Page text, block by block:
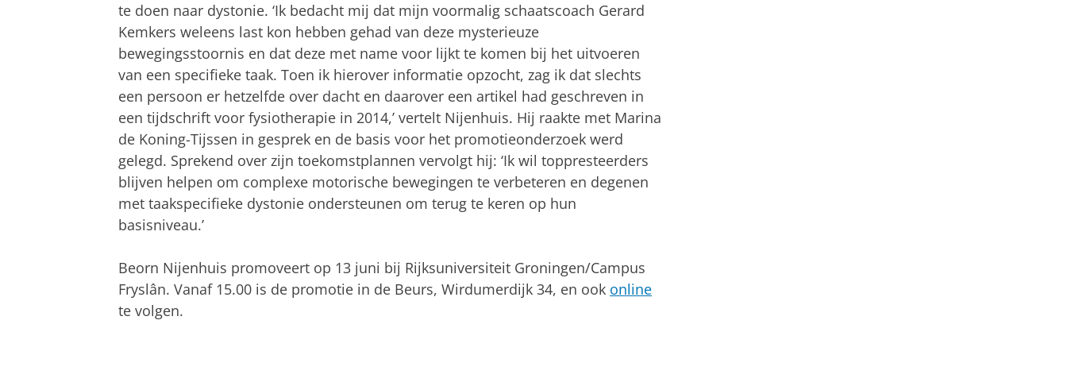
te doen naar dystonie. ‘Ik bedacht mij dat mijn voormalig schaatscoach Gerard
Kemkers weleens last kon hebben gehad van deze mysterieuze
bewegingsstoornis en dat deze met name voor lijkt te komen bij het uitvoeren
van een specifieke taak. Toen ik hierover informatie opzocht, zag ik dat slechts
een persoon er hetzelfde over dacht en daarover een artikel had geschreven in
een tijdschrift voor fysiotherapie in 2014,’ vertelt Nijenhuis. Hij raakte met Marina
de Koning-Tijssen in gesprek en de basis voor het promotieonderzoek werd
gelegd. Sprekend over zijn toekomstplannen vervolgt hij: ‘Ik wil toppresteerders
blijven helpen om complexe motorische bewegingen te verbeteren en degenen
met taakspecifieke dystonie ondersteunen om terug te keren op hun
basisniveau.’
Beorn Nijenhuis promoveert op 13 juni bij Rijksuniversiteit Groningen/Campus
Fryslân. Vanaf 15.00 is de promotie in de Beurs, Wirdumerdijk 34, en ook online
te volgen.